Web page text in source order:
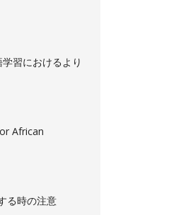
習におけるより
African
る時の注意